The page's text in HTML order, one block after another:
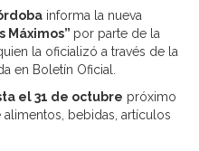
informa la nueva
Máximos” por parte de la
la oficializó a través de la
en Boletín Oficial.
el 31 de octubre próximo
alimentos, bebidas, artículos